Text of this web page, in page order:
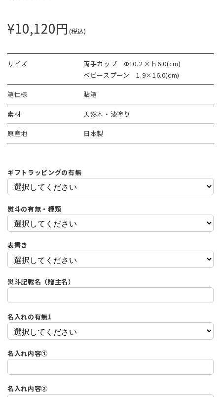
¥10,120円 (税込)
サイズ
両手カップ Φ10.2 ×ｈ6.0(cm)
ベビースプーン 1.9×16.0(cm)
箱仕様 貼箱
素材 天然木・漆塗り
原産地 日本製
ギフトラッピングの有無
熨斗の有無・種類
表書き
熨斗記載名（贈主名）
名入れの有無1
名入れ内容①
名入れ内容②